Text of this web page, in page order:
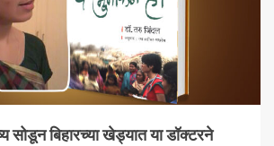
बिहारच्या खेड्यात या डॉक्टरने